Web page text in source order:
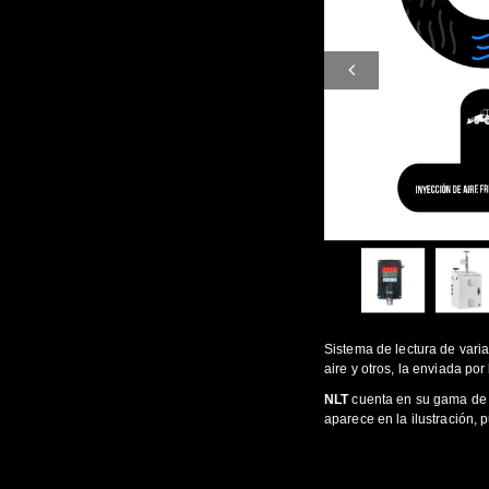
Sistema de lectura de
aire y otros, la enviada
NLTcuenta en su gama
aparece en la ilustración,